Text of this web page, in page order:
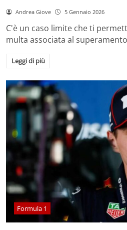
Andrea Giove 5 Gennaio 2026
C'è un caso limite che ti
multa associata al
Leggi di più
Formula 1